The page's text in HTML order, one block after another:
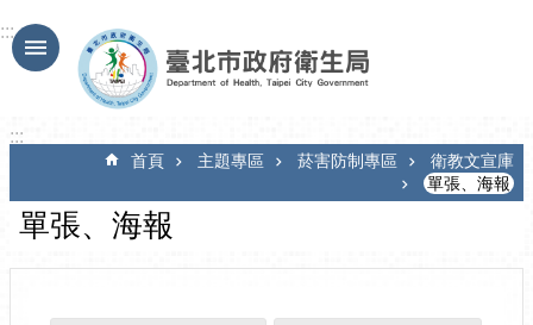
跳到主要內容區塊
:::
:::
首頁 主題專區 菸害防制專區
衛教文宣庫
單張、海報
單張、海報